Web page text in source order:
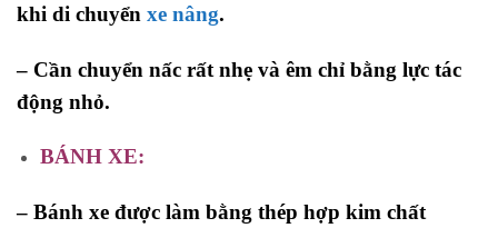
khi di chuyển xe nâng.
– Cần chuyển nấc rất nhẹ và êm chỉ bằng lực tác
động nhỏ.
BÁNH XE:
– Bánh xe được làm bằng thép hợp kim chất